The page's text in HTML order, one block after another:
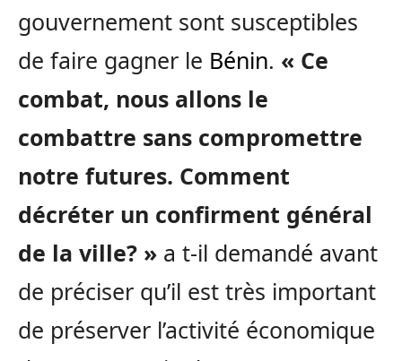
gouvernement sont susceptibles
de faire gagner le Bénin. « Ce
combat, nous allons le
combattre sans compromettre
notre futures. Comment
décréter un confirment général
de la ville? » a t-il demandé avant
de préciser qu’il est très important
de préserver l’activité économique